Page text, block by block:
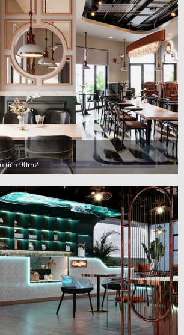
tích 90m2